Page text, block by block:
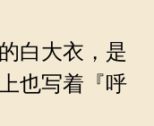
白大衣，是
也写着『呼